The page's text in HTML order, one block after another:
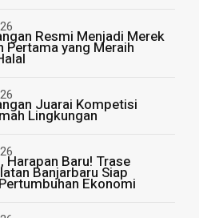
Resmi Menjadi Merek
Pertama yang Meraih
Juarai Kompetisi
Lingkungan
Harapan Baru! Trase
Banjarbaru Siap
Ekonomi